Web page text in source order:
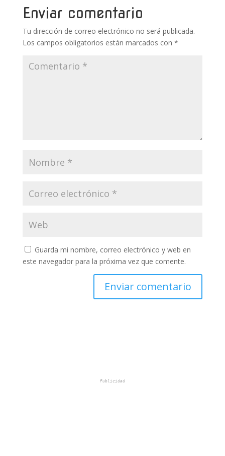
k
Enviar comentario
Tu dirección de correo electrónico no será publicada.
Los campos obligatorios están marcados con *
Guarda mi nombre, correo electrónico y web en
este navegador para la próxima vez que comente.
Publicidad